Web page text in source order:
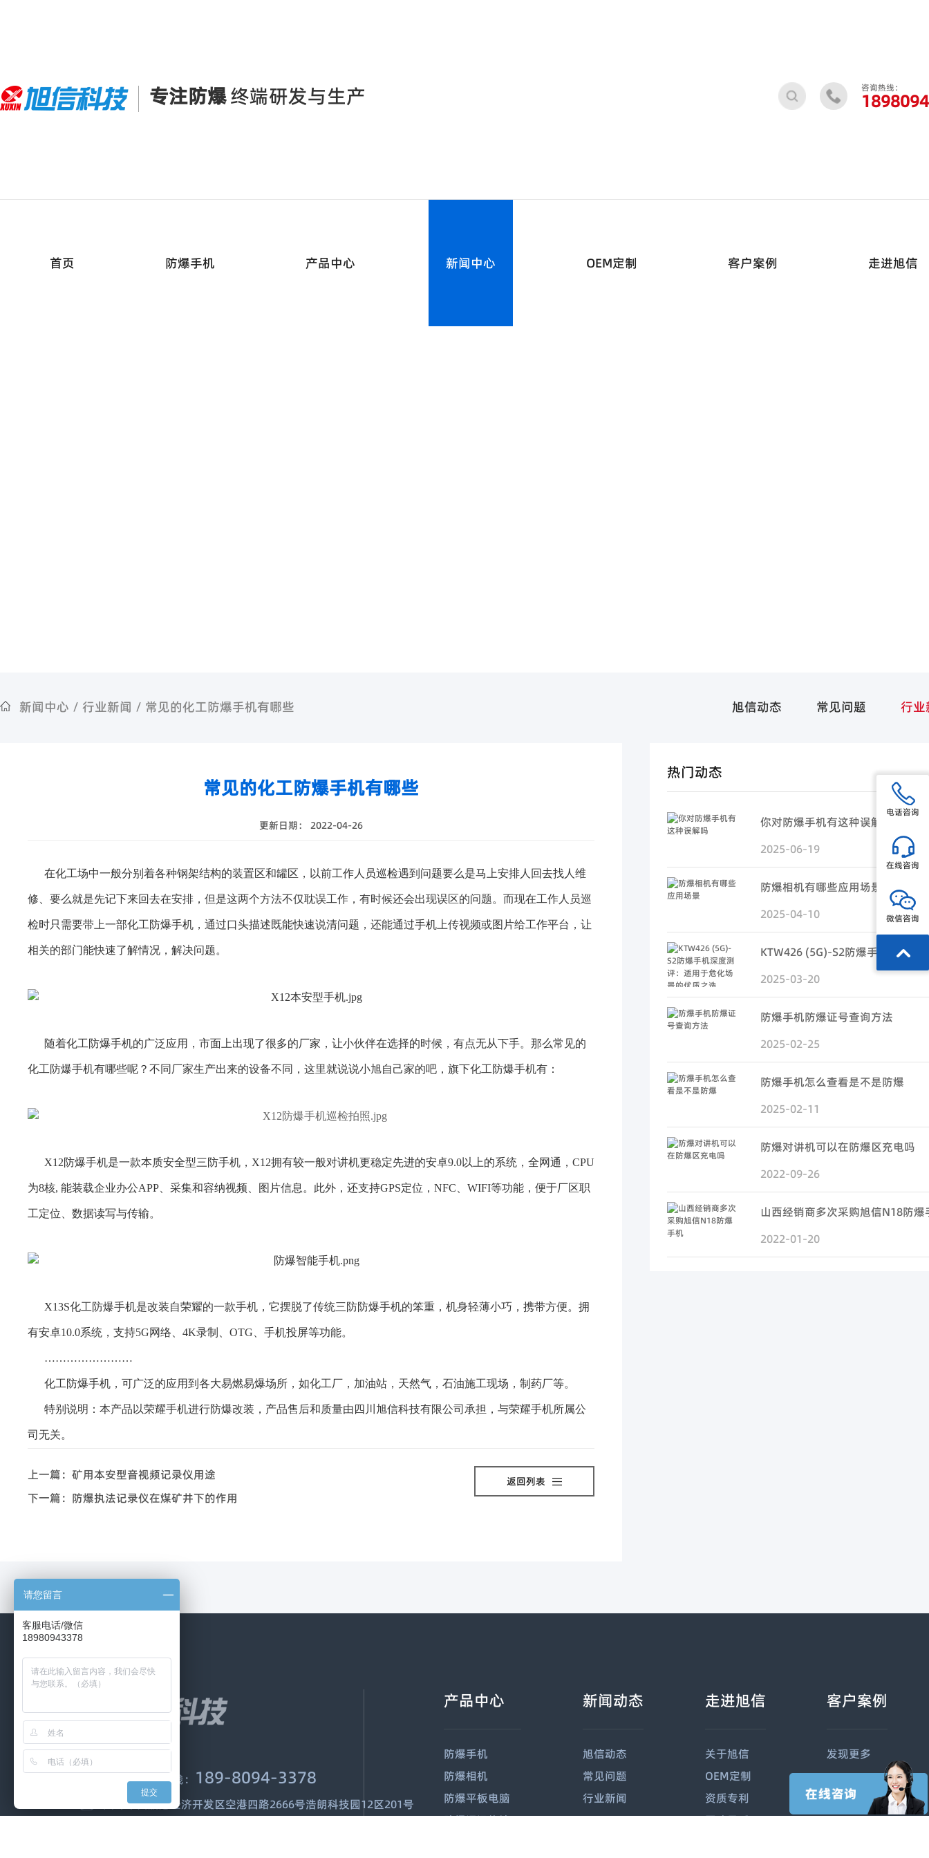
专注防爆终端研发与生产 咨询热线：
189
首页 防爆手机 产品中心 新闻中心 OEM定制 客户案例 走进旭信
旭信动态 常见问题 行业
新闻中心 / 行业新闻 / 常见的化工防爆手机有哪些
常见的化工防爆手机有哪些
更新日期： 2022-04-26
在化工场中一般分别着各种钢架结构的装置区和罐区，以前工作人员巡检遇到问题要么是马上安排人回去找人维
修、要么就是先记下来回去在安排，但是这两个方法不仅耽误工作，有时候还会出现误区的问题。而现在工作人员巡
检时只需要带上一部化工防爆手机，通过口头描述既能快速说清问题，还能通过手机上传视频或图片给工作平台，让
相关的部门能快速了解情况，解决问题。
随着化工防爆手机的广泛应用，市面上出现了很多的厂家，让小伙伴在选择的时候，有点无从下手。那么常见的
化工防爆手机有哪些呢？不同厂家生产出来的设备不同，这里就说说小旭自己家的吧，旗下化工防爆手机有：
X12防爆手机是一款本质安全型三防手机，X12拥有较一般对讲机更稳定先进的安卓9.0以上的系统，全网通，CPU
为8核, 能装载企业办公APP、采集和容纳视频、图片信息。此外，还支持GPS定位，NFC、WIFI等功能，便于厂区职
工定位、数据读写与传输。
X13S化工防爆手机是改装自荣耀的一款手机，它摆脱了传统三防防爆手机的笨重，机身轻薄小巧，携带方便。拥
有安卓10.0系统，支持5G网络、4K录制、OTG、手机投屏等功能。
……………………
化工防爆手机，可广泛的应用到各大易燃易爆场所，如化工厂，加油站，天然气，石油施工现场，制药厂等。
特别说明：本产品以荣耀手机进行防爆改装，产品售后和质量由四川旭信科技有限公司承担，与荣耀手机所属公
司无关。
上一篇： 矿用本安型音视频记录仪用途
下一篇： 防爆执法记录仪在煤矿井下的作用
返回列表
热门动态
你对防爆手机有这种误解吗
2025-06-19
防爆相机有哪些应用场景
2025-04-10
2025-03-20
防爆手机防爆证号查询方法
2025-02-25
防爆手机怎么查看是不是防爆
2025-02-11
防爆对讲机可以在防爆区充电吗
2022-09-26
山西经销商多次采购旭信N18防爆
2022-01-20
24小时咨询热线： 189-8094-3378
成都市西航港经济开发区空港四路2666号浩朗科技园12区201号
产品中心
防爆手机
防爆相机
防爆平板电脑
防爆通讯终端
新闻动态
旭信动态
常见问题
行业新闻
走进旭信
关于旭信
OEM定制
资质专利
团队风采
客户案例
发现更多
电话咨询
在线咨询
微信咨询
请您留言
客服电话/微信
18980943378
提交